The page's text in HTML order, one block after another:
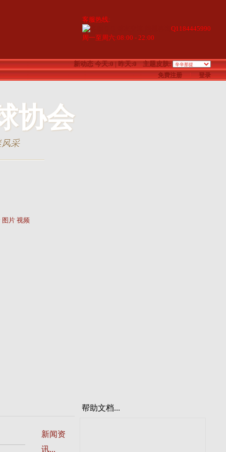
客服热线:
Q1184445990
周一至周六:08:00 - 22:00
新动态今天:0 | 昨天:0主题皮肤:
免费注册|登录
协会
采
图片 视频
帮助文档...
新闻资
讯...